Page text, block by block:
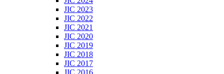
JIC 2023
JIC 2022
JIC 2021
JIC 2020
JIC 2019
JIC 2018
JIC 2017
JIC 2016